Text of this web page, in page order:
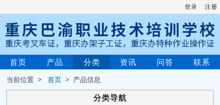
登录 注册
首页 产品 分类 资讯 问答 联系
当前位置 >首页 > 产品信息
分类导航